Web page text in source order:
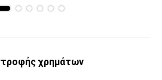
χρημάτων